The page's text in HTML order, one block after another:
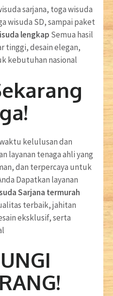
sarjana, toga wisuda
wisuda SD, sampai paket
lengkap Semua hasil
tinggi, desain elegan,
kebutuhan nasional
kelulusan dan
layanan tenaga ahli yang
dan terpercaya untuk
Dapatkan layanan
Sarjana termurah
terbaik, jahitan
eksklusif, serta